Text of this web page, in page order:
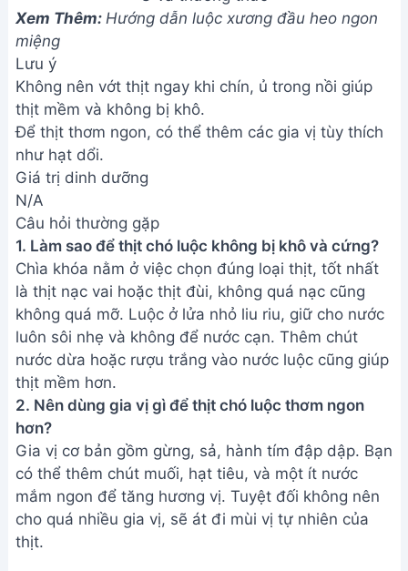
Xem Thêm: Hướng dẫn luộc xương đầu heo ngon
miệng
Lưu ý
Không nên vớt thịt ngay khi chín, ủ trong nồi giúp
thịt mềm và không bị khô.
Để thịt thơm ngon, có thể thêm các gia vị tùy thích
như hạt dổi.
Giá trị dinh dưỡng
N/A
Câu hỏi thường gặp
1. Làm sao để thịt chó luộc không bị khô và cứng?
Chìa khóa nằm ở việc chọn đúng loại thịt, tốt nhất
là thịt nạc vai hoặc thịt đùi, không quá nạc cũng
không quá mỡ. Luộc ở lửa nhỏ liu riu, giữ cho nước
luôn sôi nhẹ và không để nước cạn. Thêm chút
nước dừa hoặc rượu trắng vào nước luộc cũng giúp
thịt mềm hơn.
2. Nên dùng gia vị gì để thịt chó luộc thơm ngon
hơn?
Gia vị cơ bản gồm gừng, sả, hành tím đập dập. Bạn
có thể thêm chút muối, hạt tiêu, và một ít nước
mắm ngon để tăng hương vị. Tuyệt đối không nên
cho quá nhiều gia vị, sẽ át đi mùi vị tự nhiên của
thịt.